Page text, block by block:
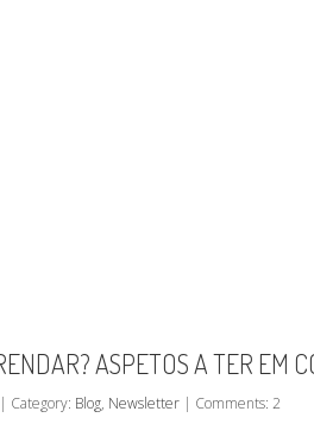
ASPETOS A TER EM
Category: Blog, Newsletter | Comments: 2